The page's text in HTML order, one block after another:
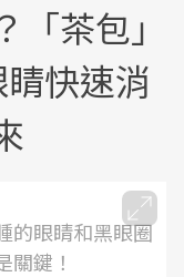
茶包」
快速消
的眼睛和黑眼圈
鍵！